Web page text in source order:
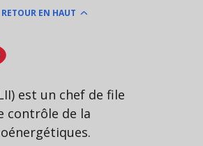
RETOUR EN HAUT
est un chef de file
contrôle de la